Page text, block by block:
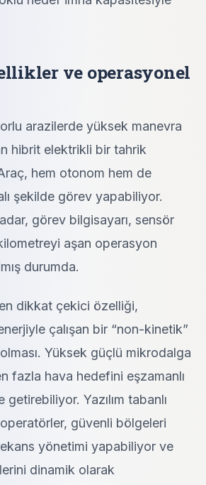
ve operasyonel
arazilerde yüksek manevra
hibrit elektrikli bir tahrik
hem otonom hem de
şekilde görev yapabiliyor.
görev bilgisayarı, sensör
aşan operasyon
durumda.
dikkat çekici özelliği,
çalışan bir “non-kinetik”
Yüksek güçlü mikrodalga
fazla hava hedefini eşzamanlı
Yazılım tabanlı
operatörler, güvenli bölgeleri
yönetimi yapabiliyor ve
dinamik olarak